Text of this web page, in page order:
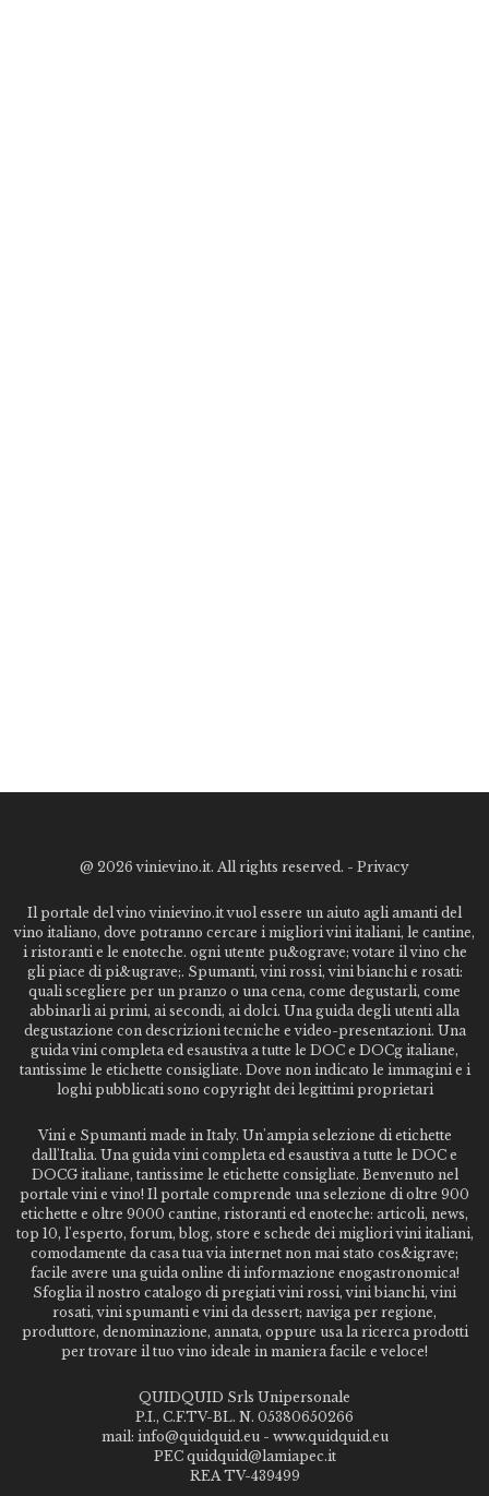
@ 2026 vinievino.it. All rights reserved. - Privacy
Il portale del vino vinievino.it vuol essere un aiuto agli amanti del
vino italiano, dove potranno cercare i migliori vini italiani, le cantine,
i ristoranti e le enoteche. ogni utente pu&ograve; votare il vino che
gli piace di pi&ugrave;. Spumanti, vini rossi, vini bianchi e rosati:
quali scegliere per un pranzo o una cena, come degustarli, come
abbinarli ai primi, ai secondi, ai dolci. Una guida degli utenti alla
degustazione con descrizioni tecniche e video-presentazioni. Una
guida vini completa ed esaustiva a tutte le DOC e DOCg italiane,
tantissime le etichette consigliate. Dove non indicato le immagini e i
loghi pubblicati sono copyright dei legittimi proprietari
Vini e Spumanti made in Italy. Un'ampia selezione di etichette
dall'Italia. Una guida vini completa ed esaustiva a tutte le DOC e
DOCG italiane, tantissime le etichette consigliate. Benvenuto nel
portale vini e vino! Il portale comprende una selezione di oltre 900
etichette e oltre 9000 cantine, ristoranti ed enoteche: articoli, news,
top 10, l'esperto, forum, blog, store e schede dei migliori vini italiani,
comodamente da casa tua via internet non mai stato cos&igrave;
facile avere una guida online di informazione enogastronomica!
Sfoglia il nostro catalogo di pregiati vini rossi, vini bianchi, vini
rosati, vini spumanti e vini da dessert; naviga per regione,
produttore, denominazione, annata, oppure usa la ricerca prodotti
per trovare il tuo vino ideale in maniera facile e veloce!
QUIDQUID Srls Unipersonale
P.I., C.F.TV-BL. N. 05380650266
mail: info@quidquid.eu - www.quidquid.eu
PEC quidquid@lamiapec.it
REA TV-439499